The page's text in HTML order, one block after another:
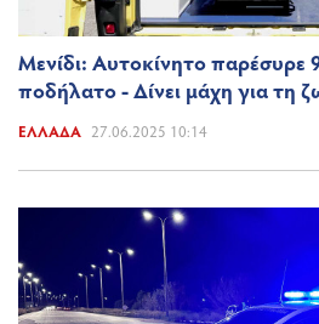
Μενίδι: Αυτοκίνητο παρέσυρε
ποδήλατο - Δίνει μάχη για τη
ΕΛΛΆΔΑ 27.06.2025 10:14